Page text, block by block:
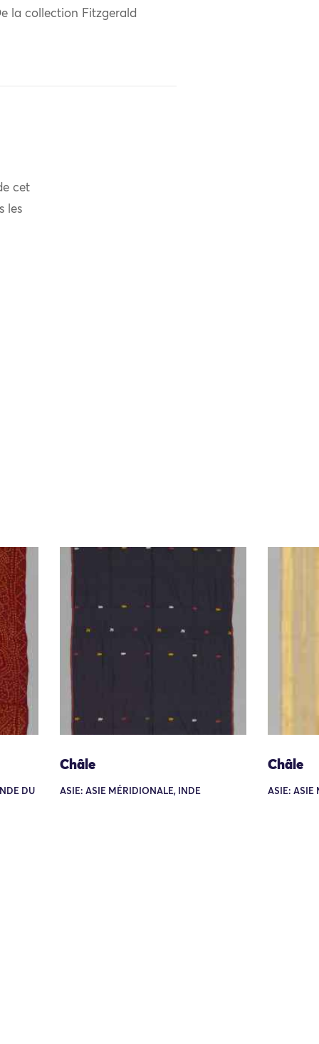
la collection Fitzgerald
cet
les
DU
Châle
ASIE: ASIE MÉRIDIONALE, INDE
Châle
ASIE: ASIE